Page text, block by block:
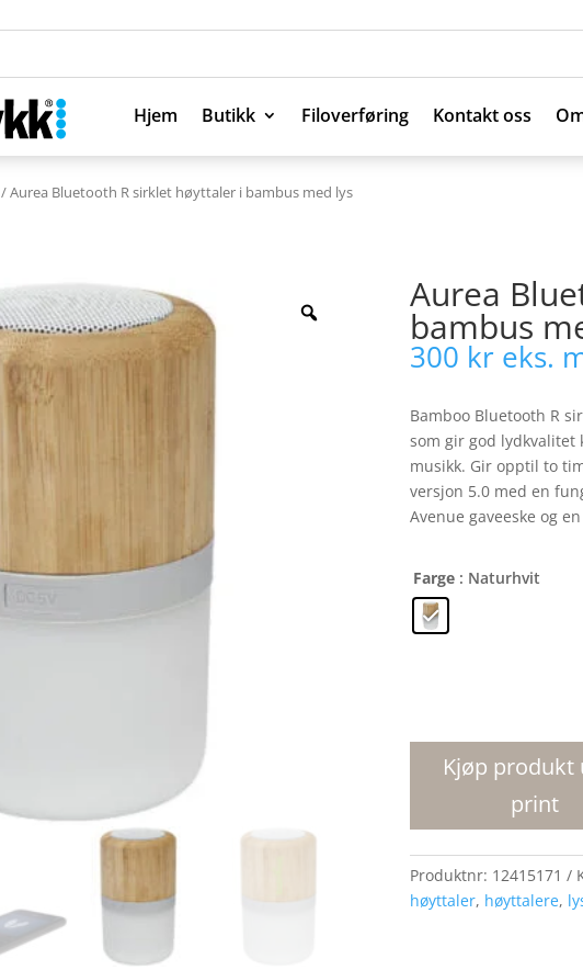
Hjem Butikk Filoverføring Kontakt oss
Hjem Butikk Filoverføring Kontakt oss
/ Aurea Bluetooth R sirklet høyttaler i bambus med lys
Aurea
bambus
300 kr eks.
Bamboo Bluetooth R
som gir god lydkvalitet
musikk. Gir opptil to
versjon 5.0 med en
Avenue gaveeske og
Farge : Naturhvit
i
bambus
med
lys
Kjøp produkt
print
Produktnr: 12415171
høyttaler, høyttalere,